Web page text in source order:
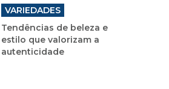
VARIEDADES
Tendências de beleza e
estilo que valorizam a
autenticidade